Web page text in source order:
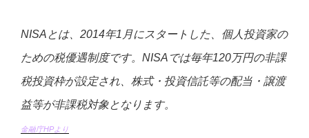
NISAとは、2014年1月にスタートした、個人投資家の
ための税優遇制度です。NISAでは毎年120万円の非課
税投資枠が設定され、株式・投資信託等の配当・譲渡
益等が非課税対象となります。
金融庁HPより